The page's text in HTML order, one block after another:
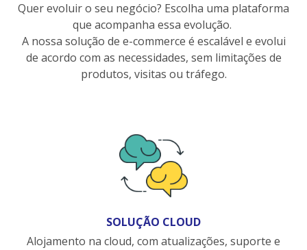
Quer evoluir o seu negócio? Escolha uma plataforma
que acompanha essa evolução.
A nossa solução de e-commerce é escalável e evolui
de acordo com as necessidades, sem limitações de
produtos, visitas ou tráfego.
SOLUÇÃO CLOUD
Alojamento na cloud, com atualizações, suporte e